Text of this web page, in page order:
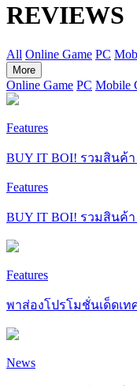
REVIEWS
All Online Game PC
More
Online Game PC Mobile
Features
BUY IT BOI! รวมสินค้า
Features
BUY IT BOI! รวมสินค้า
Features
พาส่องโปรโมชั่นเด็ดเท
News